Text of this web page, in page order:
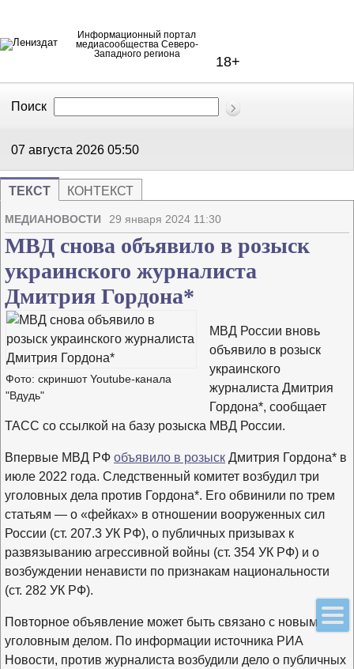
Информационный портал
медиасообщества Северо-
Западного региона
18+
Поиск
07 августа 2026 05:50
ТЕКСТ КОНТЕКСТ
МЕДИАНОВОСТИ 29 января 2024 11:30
МВД снова объявило в розыск
украинского журналиста
Дмитрия Гордона*
Фото: скриншот Youtube-канала
"Вдудь"
МВД России вновь
объявило в розыск
украинского
журналиста Дмитрия
Гордона*, сообщает
ТАСС со ссылкой на базу розыска МВД России.
Впервые МВД РФ объявило в розыск Дмитрия Гордона* в
июле 2022 года. Следственный комитет возбудил три
уголовных дела против Гордона*. Его обвинили по трем
статьям — о «фейках» в отношении вооруженных сил
России (ст. 207.3 УК РФ), о публичных призывах к
развязыванию агрессивной войны (ст. 354 УК РФ) и о
возбуждении ненависти по признакам национальности
(ст. 282 УК РФ).
Повторное объявление может быть связано с новым
уголовным делом. По информации источника РИА
Новости, против журналиста возбудили дело о публичных